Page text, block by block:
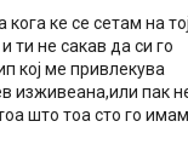
ке се сетам на тој
ти не сакав да си го
кој ме привлекува
изживеана,или пак
што тоа сто го имам